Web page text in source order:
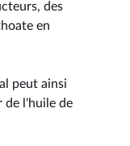
des
en
peut ainsi
de l'huile de